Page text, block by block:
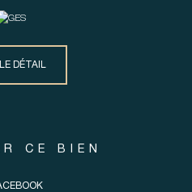
DÉTAIL
CE BIEN